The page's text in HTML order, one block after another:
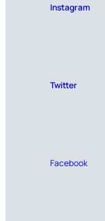
Instagram
Twitter
Facebook